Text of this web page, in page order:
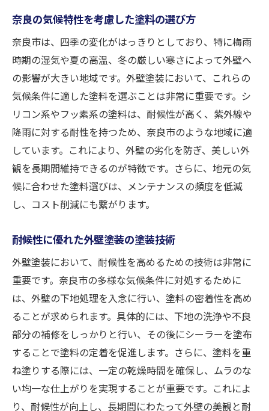
奈良の気候特性を考慮した塗料の選び方
奈良市は、四季の変化がはっきりとしており、特に梅雨
時期の湿気や夏の高温、冬の厳しい寒さによって外壁へ
の影響が大きい地域です。外壁塗装において、これらの
気候条件に適した塗料を選ぶことは非常に重要です。シ
リコン系やフッ素系の塗料は、耐候性が高く、紫外線や
降雨に対する耐性を持つため、奈良市のような地域に適
しています。これにより、外壁の劣化を防ぎ、美しい外
観を長期間維持できるのが特徴です。さらに、地元の気
候に合わせた塗料選びは、メンテナンスの頻度を低減
し、コスト削減にも繋がります。
耐候性に優れた外壁塗装の塗装技術
外壁塗装において、耐候性を高めるための技術は非常に
重要です。奈良市の多様な気候条件に対処するために
は、外壁の下地処理を入念に行い、塗料の密着性を高め
ることが求められます。具体的には、下地の洗浄や不良
部分の補修をしっかりと行い、その後にシーラーを塗布
することで塗料の定着を促進します。さらに、塗料を重
ね塗りする際には、一定の乾燥時間を確保し、ムラのな
い均一な仕上がりを実現することが重要です。これによ
り、耐候性が向上し、長期間にわたって外壁の美観と耐